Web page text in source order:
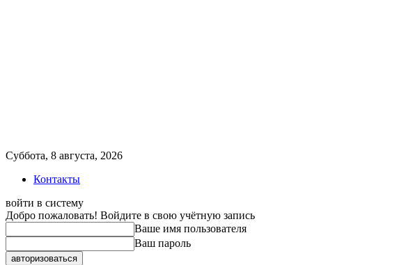
Суббота, 8 августа, 2026
Контакты
войти в систему
Добро пожаловать! Войдите в свою учётную запись
Ваше имя пользователя
Ваш пароль